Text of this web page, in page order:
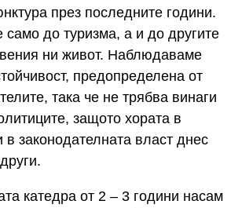
през последните години.
само до туризма, а и до другите
ни живот. Наблюдаваме
предопределена от
така че не трябва винаги
защото хората в
в законодателната власт днес
катедра от 2 – 3 години насам